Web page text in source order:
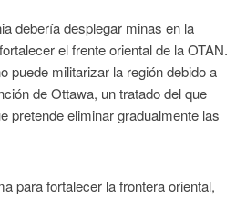
debería desplegar minas en la
el frente oriental de la OTAN.
puede militarizar la región debido a
de Ottawa, un tratado del que
pretende eliminar gradualmente las
para fortalecer la frontera oriental,